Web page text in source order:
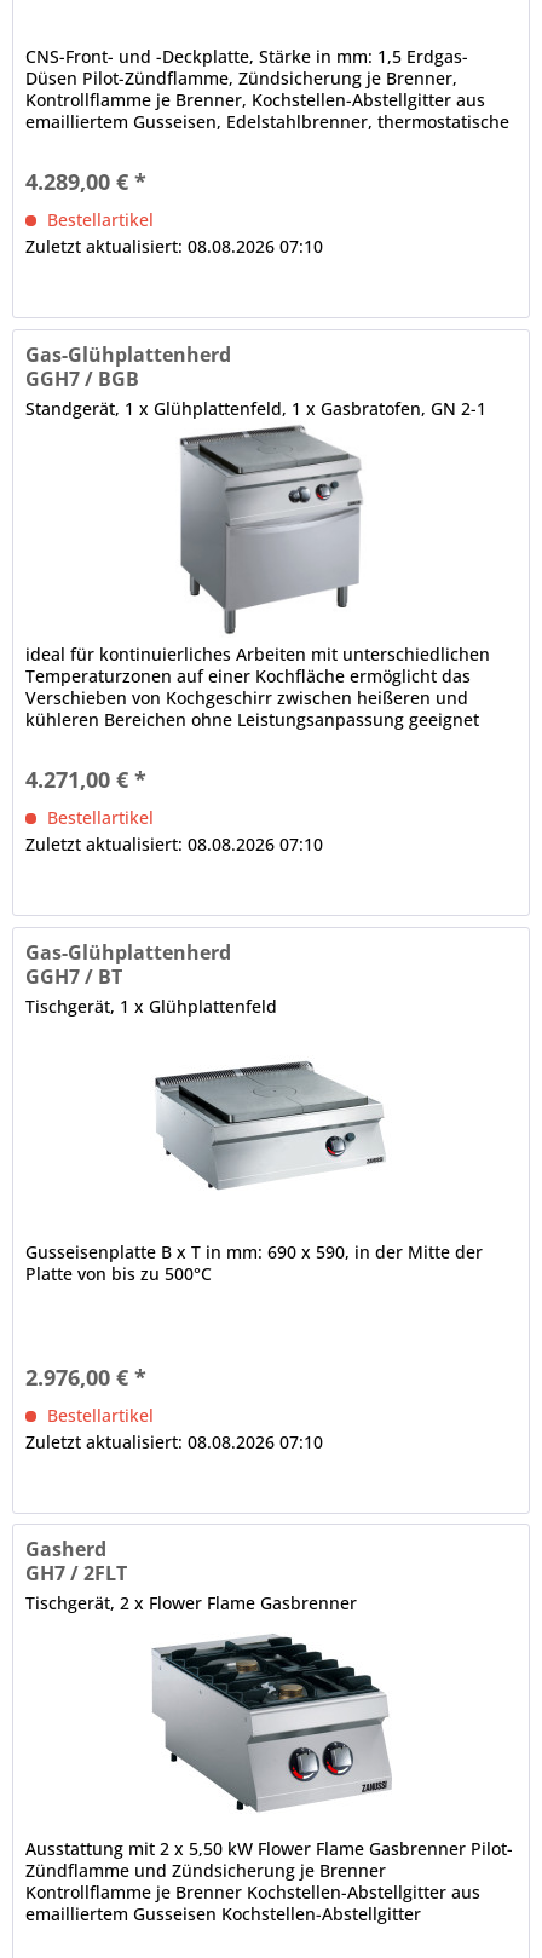
CNS-Front- und -Deckplatte, Stärke in mm: 1,5 Erdgas-
Düsen Pilot-Zündflamme, Zündsicherung je Brenner,
Kontrollflamme je Brenner, Kochstellen-Abstellgitter aus
emailliertem Gusseisen, Edelstahlbrenner, thermostatische
4.289,00 € *
Bestellartikel
Zuletzt aktualisiert: 08.08.2026 07:10
Gas-Glühplattenherd
GGH7 / BGB
Standgerät, 1 x Glühplattenfeld, 1 x Gasbratofen, GN 2-1
ideal für kontinuierliches Arbeiten mit unterschiedlichen
Temperaturzonen auf einer Kochfläche ermöglicht das
Verschieben von Kochgeschirr zwischen heißeren und
kühleren Bereichen ohne Leistungsanpassung geeignet
4.271,00 € *
Bestellartikel
Zuletzt aktualisiert: 08.08.2026 07:10
Gas-Glühplattenherd
GGH7 / BT
Tischgerät, 1 x Glühplattenfeld
Gusseisenplatte B x T in mm: 690 x 590, in der Mitte der
Platte von bis zu 500°C
2.976,00 € *
Bestellartikel
Zuletzt aktualisiert: 08.08.2026 07:10
Gasherd
GH7 / 2FLT
Tischgerät, 2 x Flower Flame Gasbrenner
Ausstattung mit 2 x 5,50 kW Flower Flame Gasbrenner Pilot-
Zündflamme und Zündsicherung je Brenner
Kontrollflamme je Brenner Kochstellen-Abstellgitter aus
emailliertem Gusseisen Kochstellen-Abstellgitter